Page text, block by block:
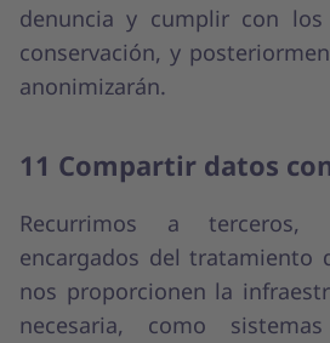
denuncia y cumplir con los
conservación, y
anonimizarán.
11 Compartir datos
Recurrimos a
encargados del tratamiento
nos proporcionen la
necesaria, como